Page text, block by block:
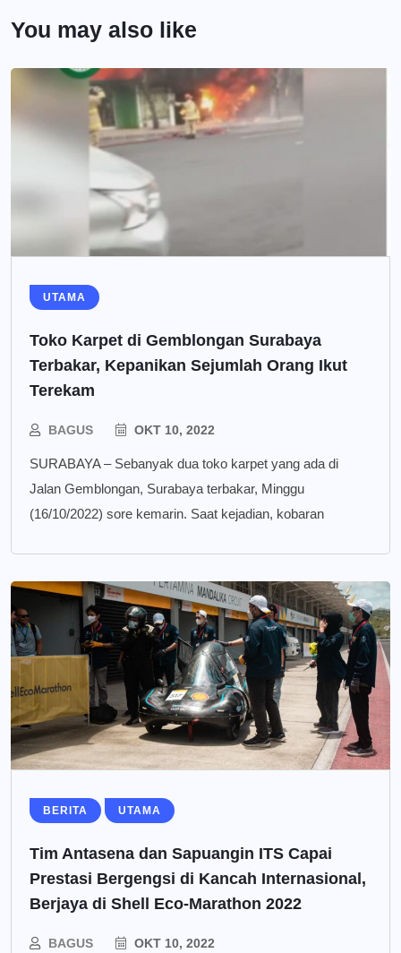
You may also like
UTAMA
Toko Karpet di Gemblongan Surabaya
Terbakar, Kepanikan Sejumlah Orang Ikut
Terekam
BAGUS OKT 10, 2022
SURABAYA – Sebanyak dua toko karpet yang ada di
Jalan Gemblongan, Surabaya terbakar, Minggu
(16/10/2022) sore kemarin. Saat kejadian, kobaran
BERITA UTAMA
Tim Antasena dan Sapuangin ITS Capai
Prestasi Bergengsi di Kancah Internasional,
Berjaya di Shell Eco-Marathon 2022
BAGUS OKT 10, 2022